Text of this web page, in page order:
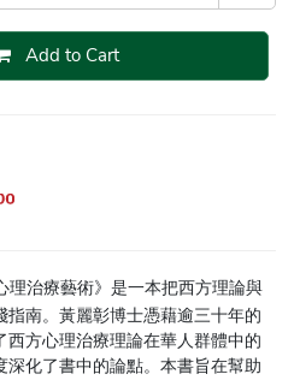
Add to Cart
理治療藝術》是一本把西方理論與
南。黃麗彰博士憑藉逾三十年的
方心理治療理論在華人群體中的
化了書中的論點。本書旨在幫助